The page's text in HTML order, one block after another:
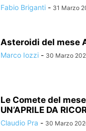
Fabio Briganti - 31 Marzo
Asteroidi del mese
Marco Iozzi - 30 Marzo
Le Comete del
UN’APRILE DA
Claudio Pra - 30 Marzo